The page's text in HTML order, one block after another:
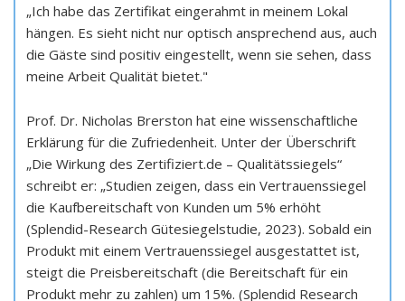
„Ich habe das Zertifikat eingerahmt in meinem Lokal
hängen. Es sieht nicht nur optisch ansprechend aus, auch
die Gäste sind positiv eingestellt, wenn sie sehen, dass
meine Arbeit Qualität bietet."
Prof. Dr. Nicholas Brerston hat eine wissenschaftliche
Erklärung für die Zufriedenheit. Unter der Überschrift
„Die Wirkung des Zertifiziert.de – Qualitätssiegels“
schreibt er: „Studien zeigen, dass ein Vertrauenssiegel
die Kaufbereitschaft von Kunden um 5% erhöht
(Splendid-Research Gütesiegelstudie, 2023). Sobald ein
Produkt mit einem Vertrauenssiegel ausgestattet ist,
steigt die Preisbereitschaft (die Bereitschaft für ein
Produkt mehr zu zahlen) um 15%. (Splendid Research